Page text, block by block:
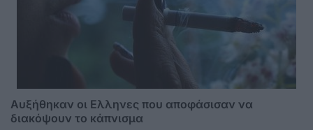
Αυξήθηκαν οι Ελληνες που αποφάσισαν να
διακόψουν το κάπνισμα